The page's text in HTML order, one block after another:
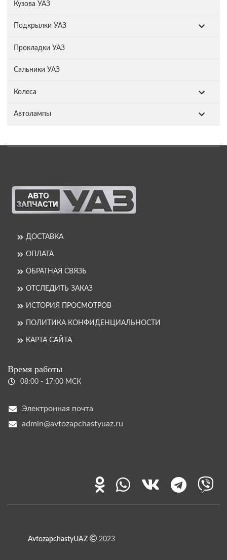
Кузова УАЗ
Подкрылки УАЗ
Прокладки УАЗ
Сальники УАЗ
Колеса
Автолампы
ДОСТАВКА
ОПЛАТА
ОБРАТНАЯ СВЯЗЬ
ОТСЛЕДИТЬ ЗАКАЗ
ИСТОРИЯ ПРОСМОТРОВ
ПОЛИТИКА КОНФИДЕНЦИАЛЬНОСТИ
КАРТА САЙТА
Время работы
08:00 - 17:00 МСК
Электронная почта
admin@avtozapchastyuaz.ru
AvtozapchastyUAZ 2023